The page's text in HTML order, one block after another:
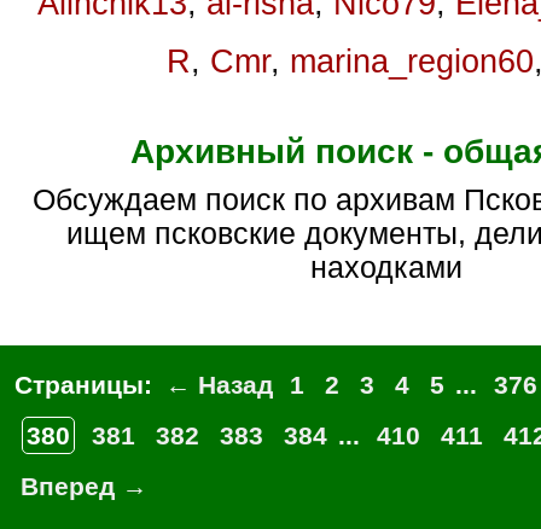
R, Cmr, marina_region60
Архивный поиск -
Обсуждаем поиск по архивам Псковской области,
ищем псковские документы,
находками
Страницы: ← Назад 1 2 3 4 5 ...
376
380
381 382 383 384 ... 410 411
Вперед →